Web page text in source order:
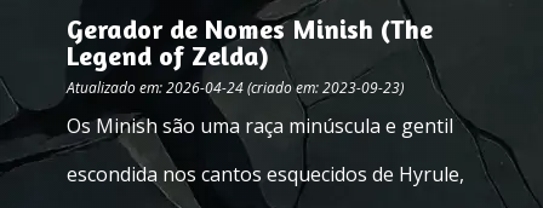
Gerador de Nomes Minish (The
Legend of Zelda)
Atualizado em: 2026-04-24 (criado em: 2023-09-23)
Os Minish são uma raça minúscula e gentil
escondida nos cantos esquecidos de Hyrule,